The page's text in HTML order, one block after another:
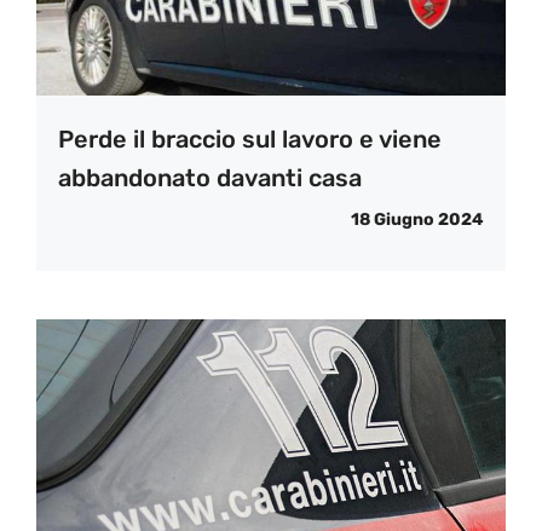
Perde il braccio sul lavoro e viene
abbandonato davanti casa
18 Giugno 2024